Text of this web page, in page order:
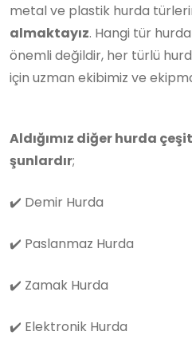
metal ve plastik hurda
almaktayız. Hangi tür
önemli değildir, her türlü
için uzman ekibimiz ve
Aldığımız diğer hurda
şunlardır;
✔️ Demir Hurda
✔️ Paslanmaz Hurda
✔️ Zamak Hurda
✔️ Elektronik Hurda